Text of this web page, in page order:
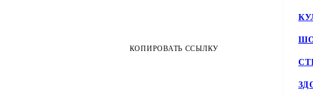
КОПИРОВАТЬ ССЫЛКУ